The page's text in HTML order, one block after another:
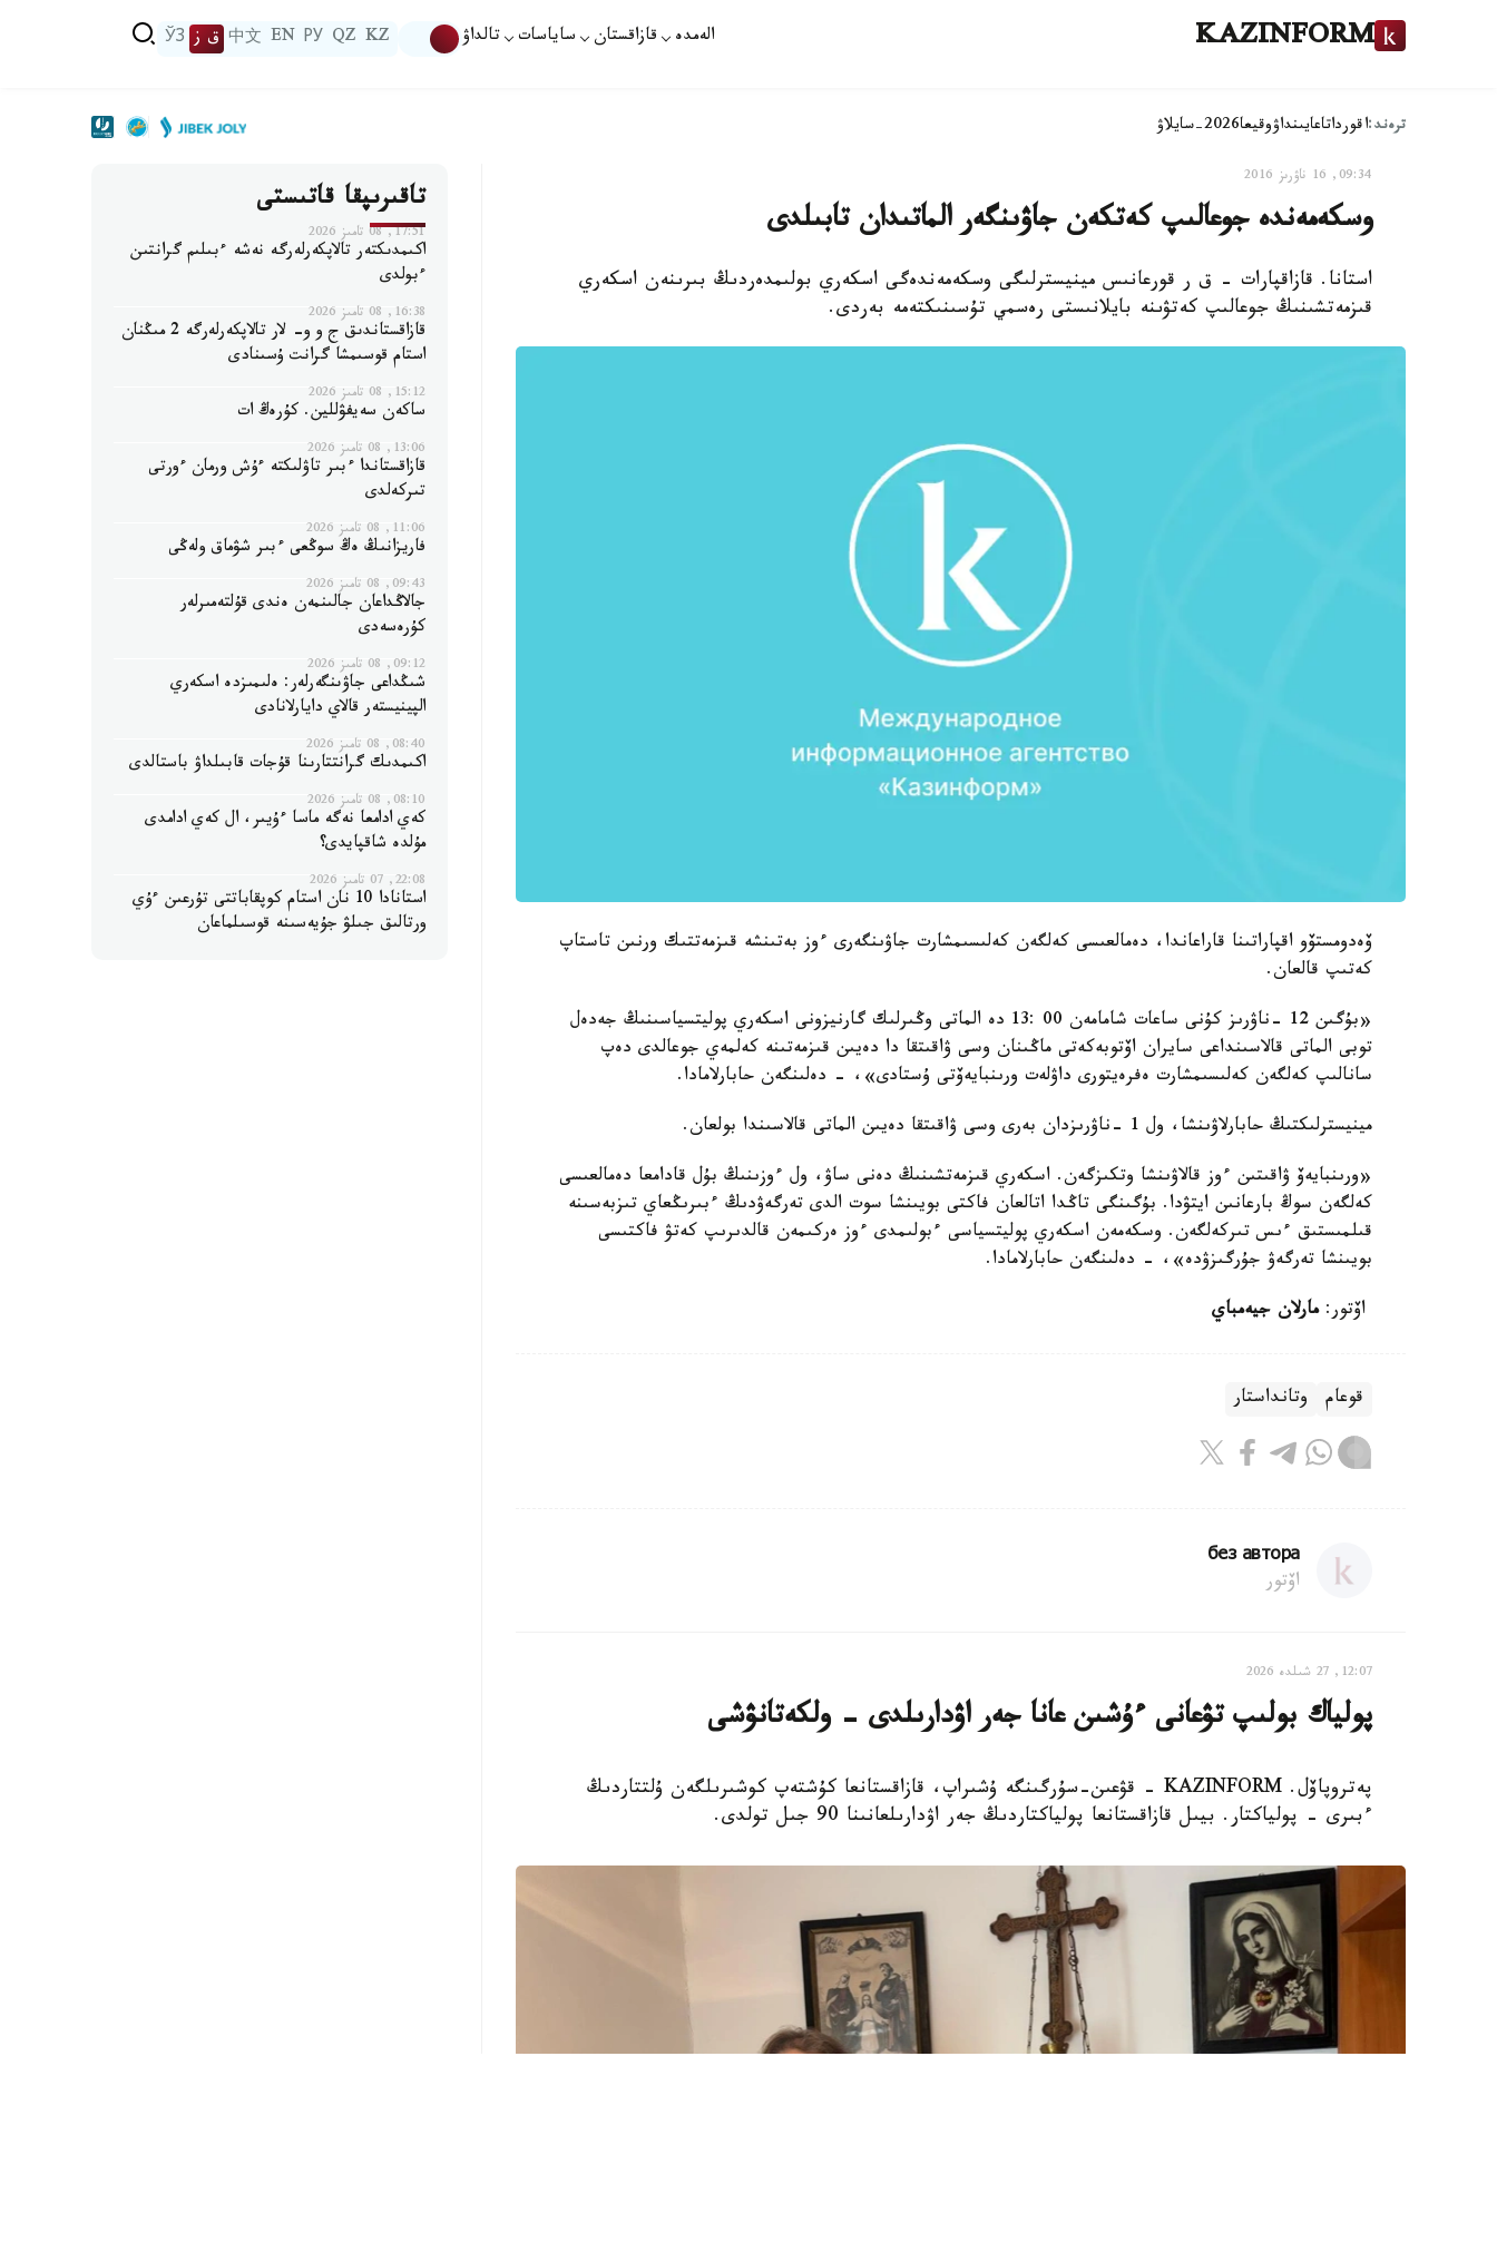
KAZINFORM الەمدە قازاقستان ساياسات تالداۋ KZ
QZ
РУ
EN
中文 ق ز ЎЗ
ترەند:اقورداتاعايىنداۋوقيعا2026-سايلاۋ
09:34, 16 ناۋرىز 2016
وسكەمەندە جوعالىپ كەتكەن جاۋىنگەر الماتىدان تابىلدى
استانا. قازاقپارات - ق ر قورعانىس مينيسترلىگى وسكەمەندەگى اسكەري بولىمدەردىڭ بىرىنەن اسكەري
قىزمەتشىنىڭ جوعالىپ كەتۋىنە بايلانىستى رەسمي تۇسىنىكتەمە بەردى.
ۆەدومستۆو اقپاراتىنا قاراعاندا، دەمالعىسى كەلگەن كەلىسىمشارت جاۋىنگەرى ءوز بەتىنشە قىزمەتتىك ورنىن تاستاپ
كەتىپ قالعان.
«بۇگىن 12 -ناۋرىز كۇنى ساعات شامامەن 00 :13 دە الماتى وڭىرلىك گارنيزونى اسكەري پوليتسياسىنىڭ جەدەل
توبى الماتى قالاسىنداعى سايران اۆتوبەكەتى ماڭىنان وسى ۋاقىتقا دا دەيىن قىزمەتىنە كەلمەي جوعالدى دەپ
سانالىپ كەلگەن كەلىسىمشارت ەفرەيتورى داۋلەت ورىنبايەۆتى ۇستادى»، - دەلىنگەن حابارلامادا.
مينيسترلىكتىڭ حابارلاۋىنشا، ول 1 -ناۋرىزدان بەرى وسى ۋاقىتقا دەيىن الماتى قالاسىندا بولعان.
«ورىنبايەۆ ۋاقىتىن ءوز قالاۋىنشا وتكىزگەن. اسكەري قىزمەتشىنىڭ دەنى ساۋ، ول ءوزىنىڭ بۇل قادامعا دەمالعىسى
كەلگەن سوڭ بارعانىن ايتۋدا. بۇگىنگى تاڭدا اتالعان فاكتى بويىنشا سوت الدى تەرگەۋدىڭ ءبىرىڭعاي تىزبەسىنە
قىلمىستىق ءىس تىركەلگەن. وسكەمەن اسكەري پوليتسياسى ءبولىمدى ءوز ەركىمەن قالدىرىپ كەتۋ فاكتىسى
بويىنشا تەرگەۋ جۇرگىزۋدە»، - دەلىنگەن حابارلامادا.
اۆتور:مارلان جيەمباي
قوعام وتانداستار
без автора
اۆتور
12:07, 27 شىلدە 2026
پولياك بولىپ تۋعانى ءۇشىن عانا جەر اۋدارىلدى - ولكەتانۋشى
پەتروپاۆل. KAZINFORM - قۋعىن-سۇرگىنگە ۇشىراپ، قازاقستانعا كۇشتەپ كوشىرىلگەن ۇلتتاردىڭ
ءبىرى - پولياكتار. بيىل قازاقستانعا پولياكتاردىڭ جەر اۋدارىلعانىنا 90 جىل تولدى.
تاقىرىپقا قاتىستى
17:51, 08 تامىز 2026
اكىمدىكتەر تالاپكەرلەرگە نەشە ءبىلىم گرانتىن
ءبولدى
16:38, 08 تامىز 2026
قازاقستاندىق ج و و- لار تالاپكەرلەرگە 2 مىڭنان
استام قوسىمشا گرانت ۇسىنادى
15:12, 08 تامىز 2026
ساكەن سەيفۋللين. كۇرەڭ ات
13:06, 08 تامىز 2026
قازاقستاندا ءبىر تاۋلىكتە ءۇش ورمان ءورتى
تىركەلدى
11:06, 08 تامىز 2026
فاريزانىڭ ەڭ سوڭعى ءبىر شۋماق ولەڭى
09:43, 08 تامىز 2026
جالاڭداعان جالىنمەن ەندى قۇلتەمىرلەر
كۇرەسەدى
09:12, 08 تامىز 2026
شىڭداعى جاۋىنگەرلەر: ەلىمىزدە اسكەري
الپينيستەر قالاي دايارلانادى
08:40, 08 تامىز 2026
اكىمدىك گرانتتارىنا قۇجات قابىلداۋ باستالدى
08:10, 08 تامىز 2026
كەي ادامعا نەگە ماسا ءۇيىر، ال كەي ادامدى
مۇلدە شاقپايدى؟
22:08, 07 تامىز 2026
استانادا 10 نان استام كوپقاباتتى تۇرعىن ءۇي
ورتالىق جىلۋ جۇيەسىنە قوسىلماعان